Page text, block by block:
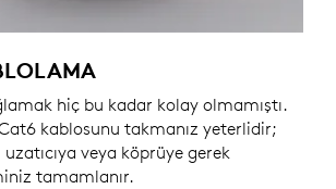
hiç bu kadar kolay olmamıştı.
kablosunu takmanız yeterlidir;
veya köprüye gerek
tamamlanır.